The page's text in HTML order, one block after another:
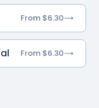
From $6.30
From $6.30